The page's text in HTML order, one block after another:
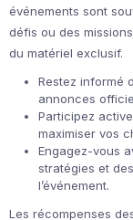
événements sont
défis ou des
du matériel exclusif.
Restez informé
annonces
Participez
maximiser vos
Engagez-vous
stratégies et des
l’événement.
Les récompenses